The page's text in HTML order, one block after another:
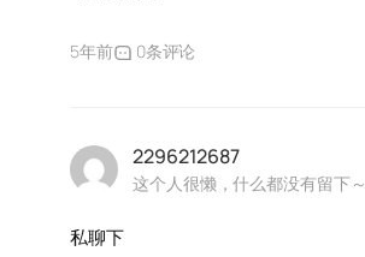
5年前 0条评论
2296212687
这个人很懒，什么都没有留下～
私聊下